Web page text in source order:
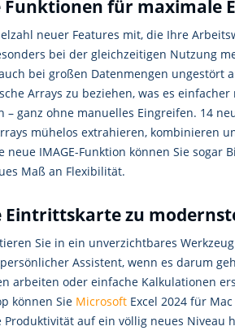
Funktionen für maximale
neuer Features mit, die Ihre
bei der gleichzeitigen Nutzung
bei großen Datenmengen
Arrays zu beziehen, was es
ganz ohne manuelles Eingreifen. 14
mühelos extrahieren,
IMAGE-Funktion können Sie
Maß an Flexibilität.
Eintrittskarte zu
Sie in ein unverzichtbares
Assistent, wenn es darum
arbeiten oder einfache Kalkulationen
können Sie Microsoft Excel 2024 für
Produktivität auf ein völlig neues Niveau